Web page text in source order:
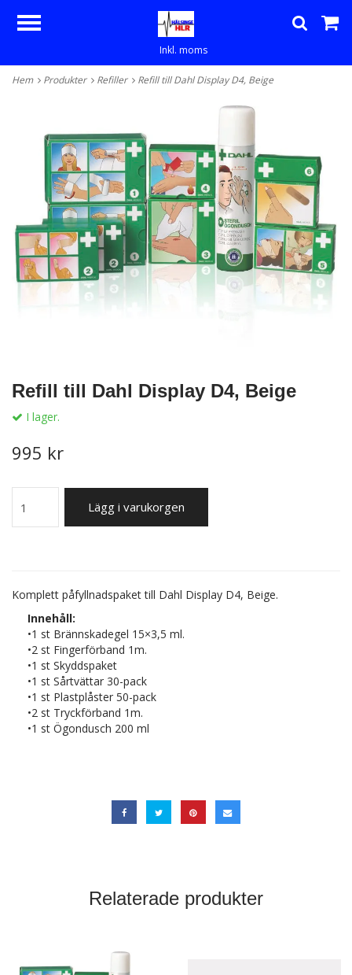
Hem Produkter Refiller Refill till Dahl Display D4, Beige
Refill till Dahl Display D4, Beige
I lager.
995 kr
Lägg i varukorgen
Komplett påfyllnadspaket till Dahl Display D4, Beige.
Innehåll:
•1 st Brännskadegel 15×3,5 ml.
•2 st Fingerförband 1m.
•1 st Skyddspaket
•1 st Sårtvättar 30-pack
•1 st Plastplåster 50-pack
•2 st Tryckförband 1m.
•1 st Ögondusch 200 ml
Relaterade produkter
Inkl. moms